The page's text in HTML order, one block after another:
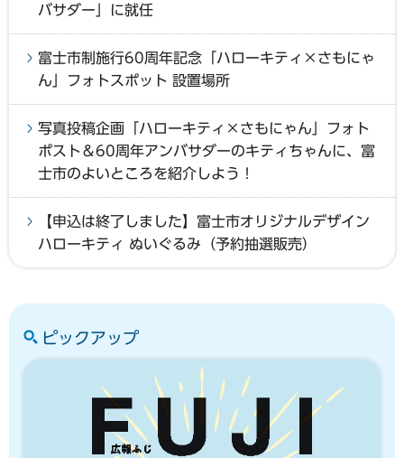
バサダー」に就任
富士市制施行60周年記念「ハローキティ×さもにゃ
ん」フォトスポット 設置場所
写真投稿企画「ハローキティ×さもにゃん」フォト
ポスト＆60周年アンバサダーのキティちゃんに、富
士市のよいところを紹介しよう！
【申込は終了しました】富士市オリジナルデザイン
ハローキティ ぬいぐるみ（予約抽選販売）
ピックアップ